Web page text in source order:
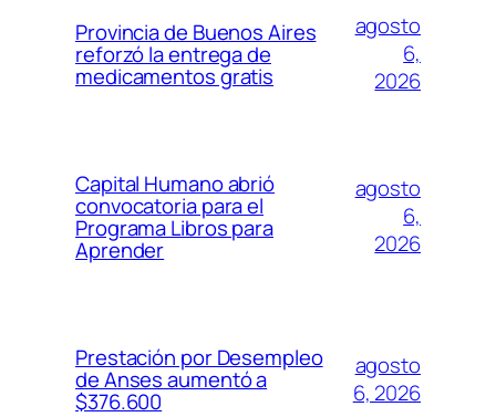
Provincia de Buenos Aires
reforzó la entrega de
medicamentos gratis
agosto
6,
2026
Capital Humano abrió
convocatoria para el
Programa Libros para
Aprender
agosto
6,
2026
Prestación por Desempleo
de Anses aumentó a
$376.600
agosto
6, 2026